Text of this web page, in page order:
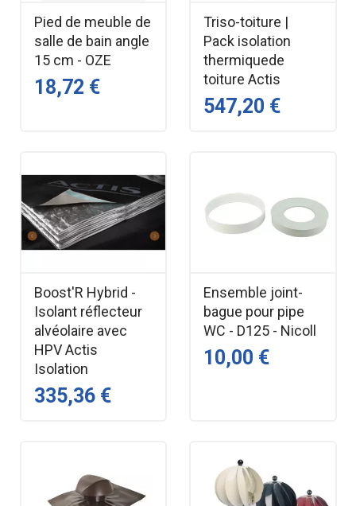
ajuster des assemblages ou vérifier des inclinaisons sur
chantier ou en atelier.
Pied de meuble de
salle de bain angle
15 cm - OZE
18,72 €
Triso-toiture |
Pack isolation
thermiquede
toiture Actis
547,20 €
Boost'R Hybrid -
Isolant réflecteur
alvéolaire avec
HPV Actis
Isolation
335,36 €
Ensemble joint-
bague pour pipe
WC - D125 - Nicoll
10,00 €